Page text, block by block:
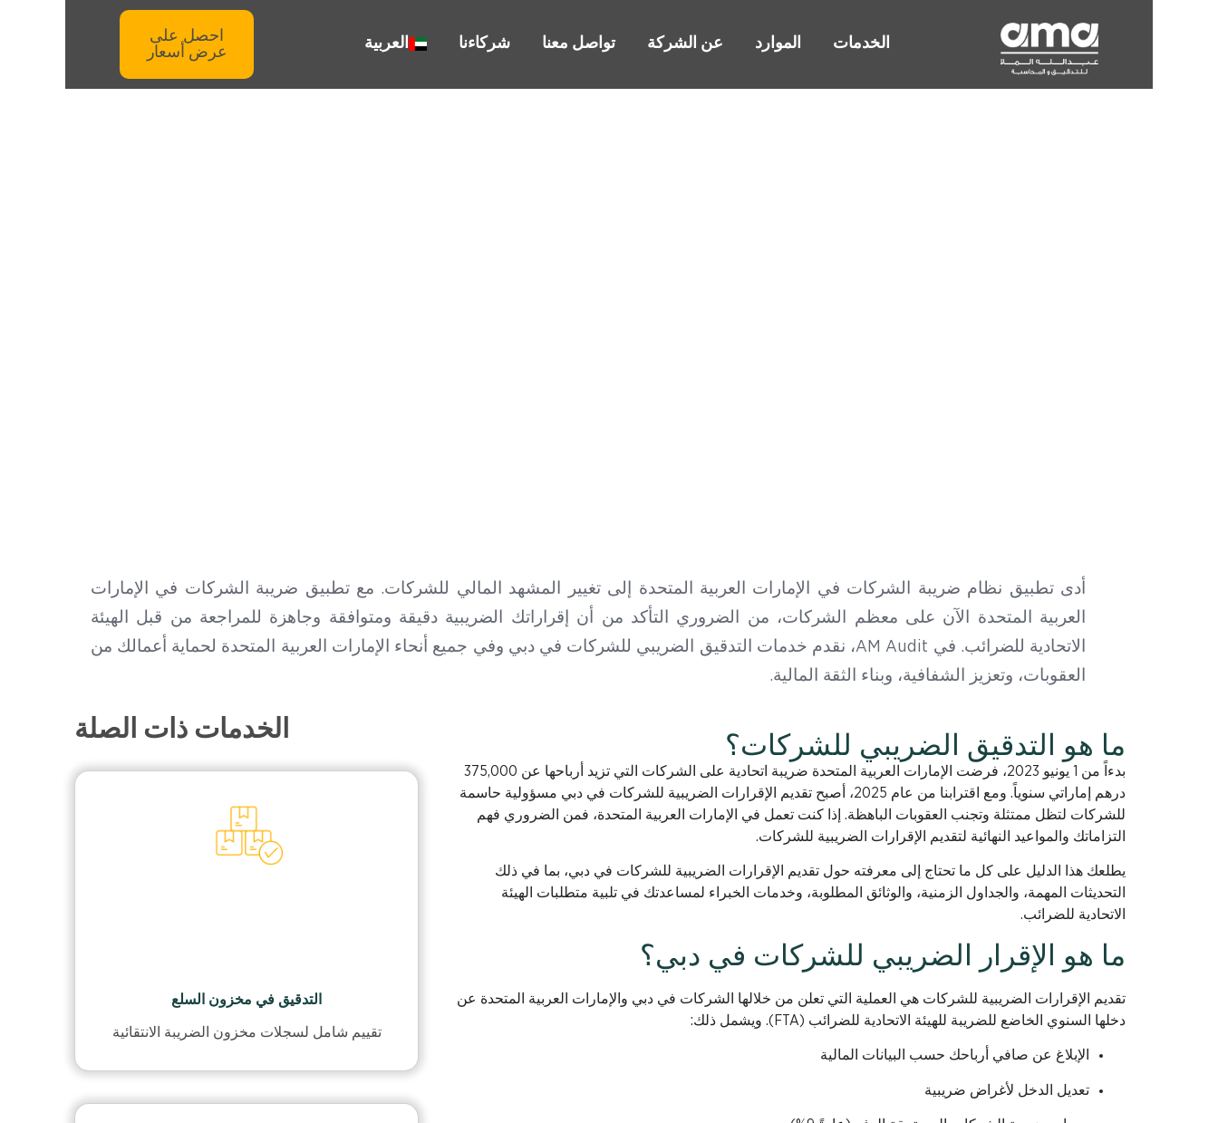
الخدمات الموارد عن الشركة تواصل معنا شركاءنا العربية
احصل على
عرض أسعار
أدى تطبيق نظام ضريبة الشركات في الإمارات العربية المتحدة إلى تغيير المشهد المالي للشركات. مع تطبيق ضريبة الشركات في الإمارات
العربية المتحدة الآن على معظم الشركات، من الضروري التأكد من أن إقراراتك الضريبية دقيقة ومتوافقة وجاهزة للمراجعة من قبل الهيئة
الاتحادية للضرائب. في AM Audit،
نقدم خدمات التدقيق الضريبي للشركات في دبي وفي جميع أنحاء الإمارات العربية المتحدة لحماية أعمالك من
العقوبات، وتعزيز الشفافية، وبناء الثقة المالية.
ما هو التدقيق الضريبي للشركات؟
بدءاً من 1 يونيو 2023، فرضت الإمارات العربية المتحدة ضريبة اتحادية على الشركات التي تزيد أرباحها عن 375,000
درهم إماراتي سنوياً. ومع اقترابنا من عام 2025، أصبح تقديم الإقرارات الضريبية للشركات في دبي مسؤولية حاسمة
للشركات لتظل ممتثلة وتجنب العقوبات الباهظة. إذا كنت تعمل في الإمارات العربية المتحدة، فمن الضروري فهم
التزاماتك والمواعيد النهائية لتقديم الإقرارات الضريبية للشركات.
يطلعك هذا الدليل على كل ما تحتاج إلى معرفته حول تقديم الإقرارات الضريبية للشركات في دبي، بما في ذلك
التحديثات المهمة، والجداول الزمنية، والوثائق المطلوبة، وخدمات الخبراء لمساعدتك في تلبية متطلبات الهيئة
الاتحادية للضرائب.
ما هو الإقرار الضريبي للشركات في دبي؟
تقديم الإقرارات الضريبية للشركات هي العملية التي تعلن من خلالها الشركات في دبي والإمارات العربية المتحدة عن
دخلها السنوي الخاضع للضريبة للهيئة الاتحادية للضرائب (FTA). ويشمل ذلك:
الإبلاغ عن صافي أرباحك حسب البيانات المالية
تعديل الدخل لأغراض ضريبية
الخدمات ذات الصلة
التدقيق في مخزون السلع
تقييم شامل لسجلات مخزون الضريبة الانتقائية